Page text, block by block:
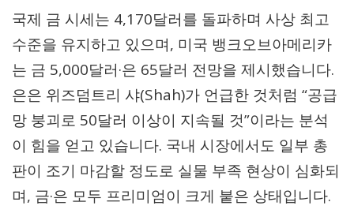
정일품골드 제품관
국제 금 시세는 4,170달러를 돌파하며 사상 최고
수준을 유지하고 있으며, 미국 뱅크오브아메리카
는 금 5,000달러·은 65달러 전망을 제시했습니다.
은은 위즈덤트리 샤(Shah)가 언급한 것처럼 “공급
망 붕괴로 50달러 이상이 지속될 것”이라는 분석
이 힘을 얻고 있습니다. 국내 시장에서도 일부 총
판이 조기 마감할 정도로 실물 부족 현상이 심화되
며, 금·은 모두 프리미엄이 크게 붙은 상태입니다.